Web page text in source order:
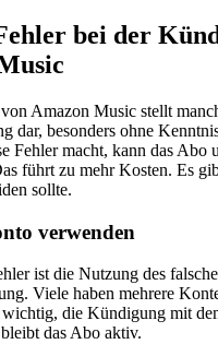
bei der
Amazon Music stellt
dar, besonders ohne
Fehler macht, kann das Abo
führt zu mehr Kosten. Es
sollte.
verwenden
ist die Nutzung des
Viele haben mehrere
die Kündigung mit
das Abo aktiv.